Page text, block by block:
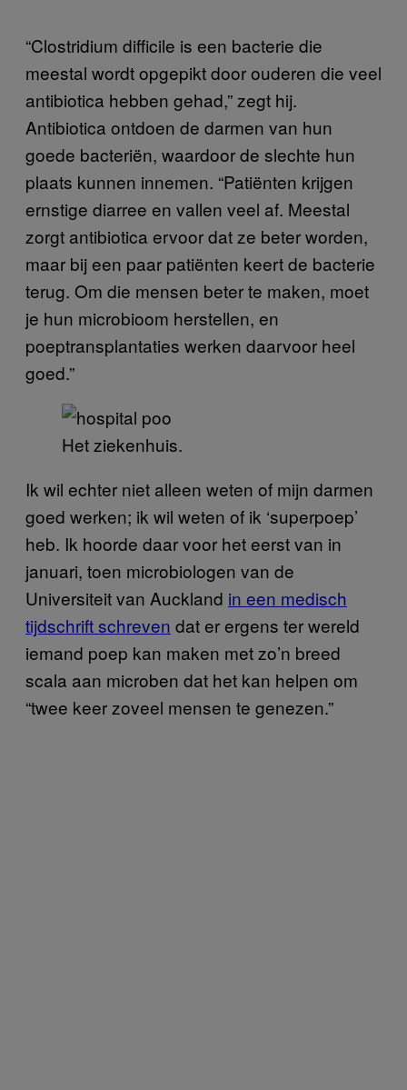
“Clostridium difficile is een bacterie die
meestal wordt opgepikt door ouderen die veel
antibiotica hebben gehad,” zegt hij.
Antibiotica ontdoen de darmen van hun
goede bacteriën, waardoor de slechte hun
plaats kunnen innemen. “Patiënten krijgen
ernstige diarree en vallen veel af. Meestal
zorgt antibiotica ervoor dat ze beter worden,
maar bij een paar patiënten keert de bacterie
terug. Om die mensen beter te maken, moet
je hun microbioom herstellen, en
poeptransplantaties werken daarvoor heel
goed.”
Het ziekenhuis.
Ik wil echter niet alleen weten of mijn darmen
goed werken; ik wil weten of ik ‘superpoep’
heb. Ik hoorde daar voor het eerst van in
januari, toen microbiologen van de
Universiteit van Auckland in een medisch
tijdschrift schreven dat er ergens ter wereld
iemand poep kan maken met zo’n breed
scala aan microben dat het kan helpen om
“twee keer zoveel mensen te genezen.”